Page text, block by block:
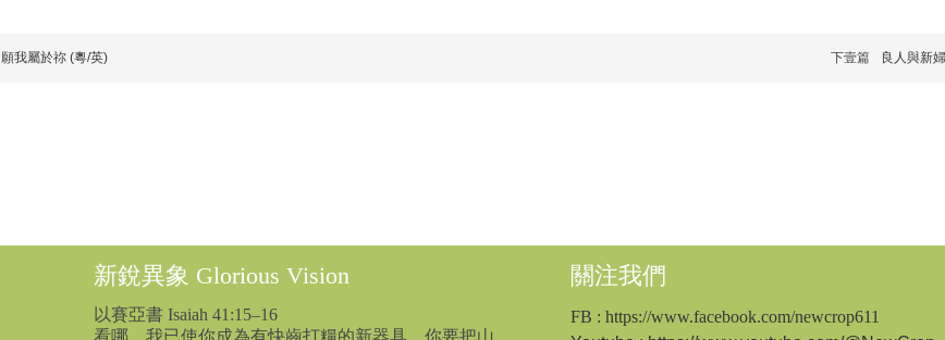
願我屬於祢 (粵/英) 下壹篇 良人與新
新銳異象 Glorious Vision
以賽亞書 Isaiah 41:15–16
看哪、我已使你成為有快齒打糧的新器具、你要把山
關注我們
FB : https://www.facebook.com/newcrop611